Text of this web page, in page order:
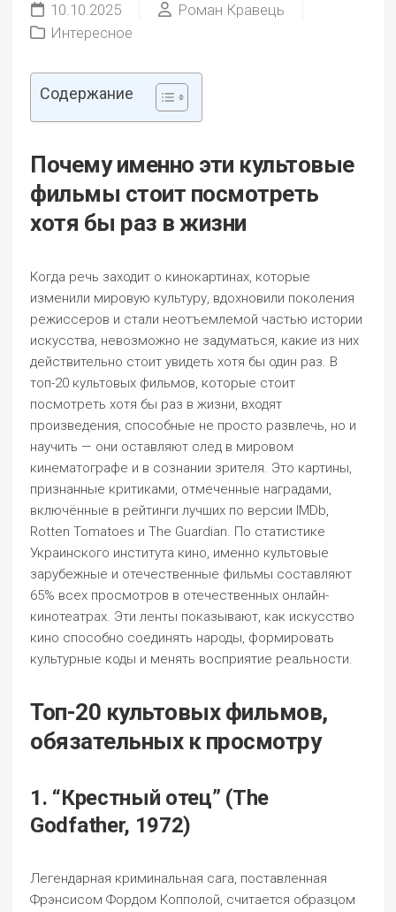
10.10.2025
Роман Кравець
Интересное
Содержание
Почему именно эти культовые
фильмы стоит посмотреть
хотя бы раз в жизни
Когда речь заходит о кинокартинах, которые
изменили мировую культуру, вдохновили поколения
режиссеров и стали неотъемлемой частью истории
искусства, невозможно не задуматься, какие из них
действительно стоит увидеть хотя бы один раз. В
топ-20 культовых фильмов, которые стоит
посмотреть хотя бы раз в жизни, входят
произведения, способные не просто развлечь, но и
научить — они оставляют след в мировом
кинематографе и в сознании зрителя. Это картины,
признанные критиками, отмеченные наградами,
включённые в рейтинги лучших по версии IMDb,
Rotten Tomatoes и The Guardian. По статистике
Украинского института кино, именно культовые
зарубежные и отечественные фильмы составляют
65% всех просмотров в отечественных онлайн-
кинотеатрах. Эти ленты показывают, как искусство
кино способно соединять народы, формировать
культурные коды и менять восприятие реальности.
Топ-20 культовых фильмов,
обязательных к просмотру
1. “Крестный отец” (The
Godfather, 1972)
Легендарная криминальная сага, поставленная
Фрэнсисом Фордом Копполой, считается образцом